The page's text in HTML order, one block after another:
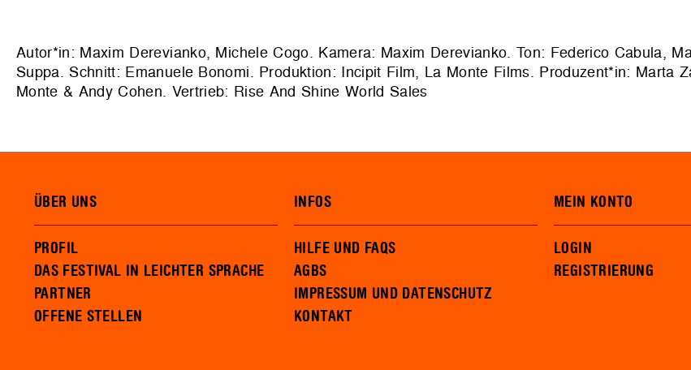
Autor*in: Maxim Derevianko, Michele Cogo. Kamera: Maxim Derevianko. Ton: Federico Cabula,
Suppa. Schnitt: Emanuele Bonomi. Produktion: Incipit Film, La Monte Films. Produzent*in: Marta
Monte & Andy Cohen. Vertrieb: Rise And Shine World Sales
ÜBER UNS
PROFIL
DAS FESTIVAL IN LEICHTER SPRACHE
PARTNER
OFFENE STELLEN
INFOS
HILFE UND FAQS
AGBS
IMPRESSUM UND DATENSCHUTZ
KONTAKT
MEIN KONTO
LOGIN
REGISTRIERUNG